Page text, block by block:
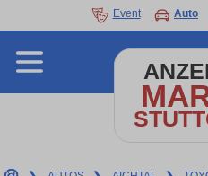
Event Auto